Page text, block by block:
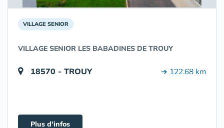
VILLAGE SENIOR
VILLAGE SENIOR LES BABADINES DE TROUY
18570 - TROUY ➔ 122.68 km
Plus d'infos